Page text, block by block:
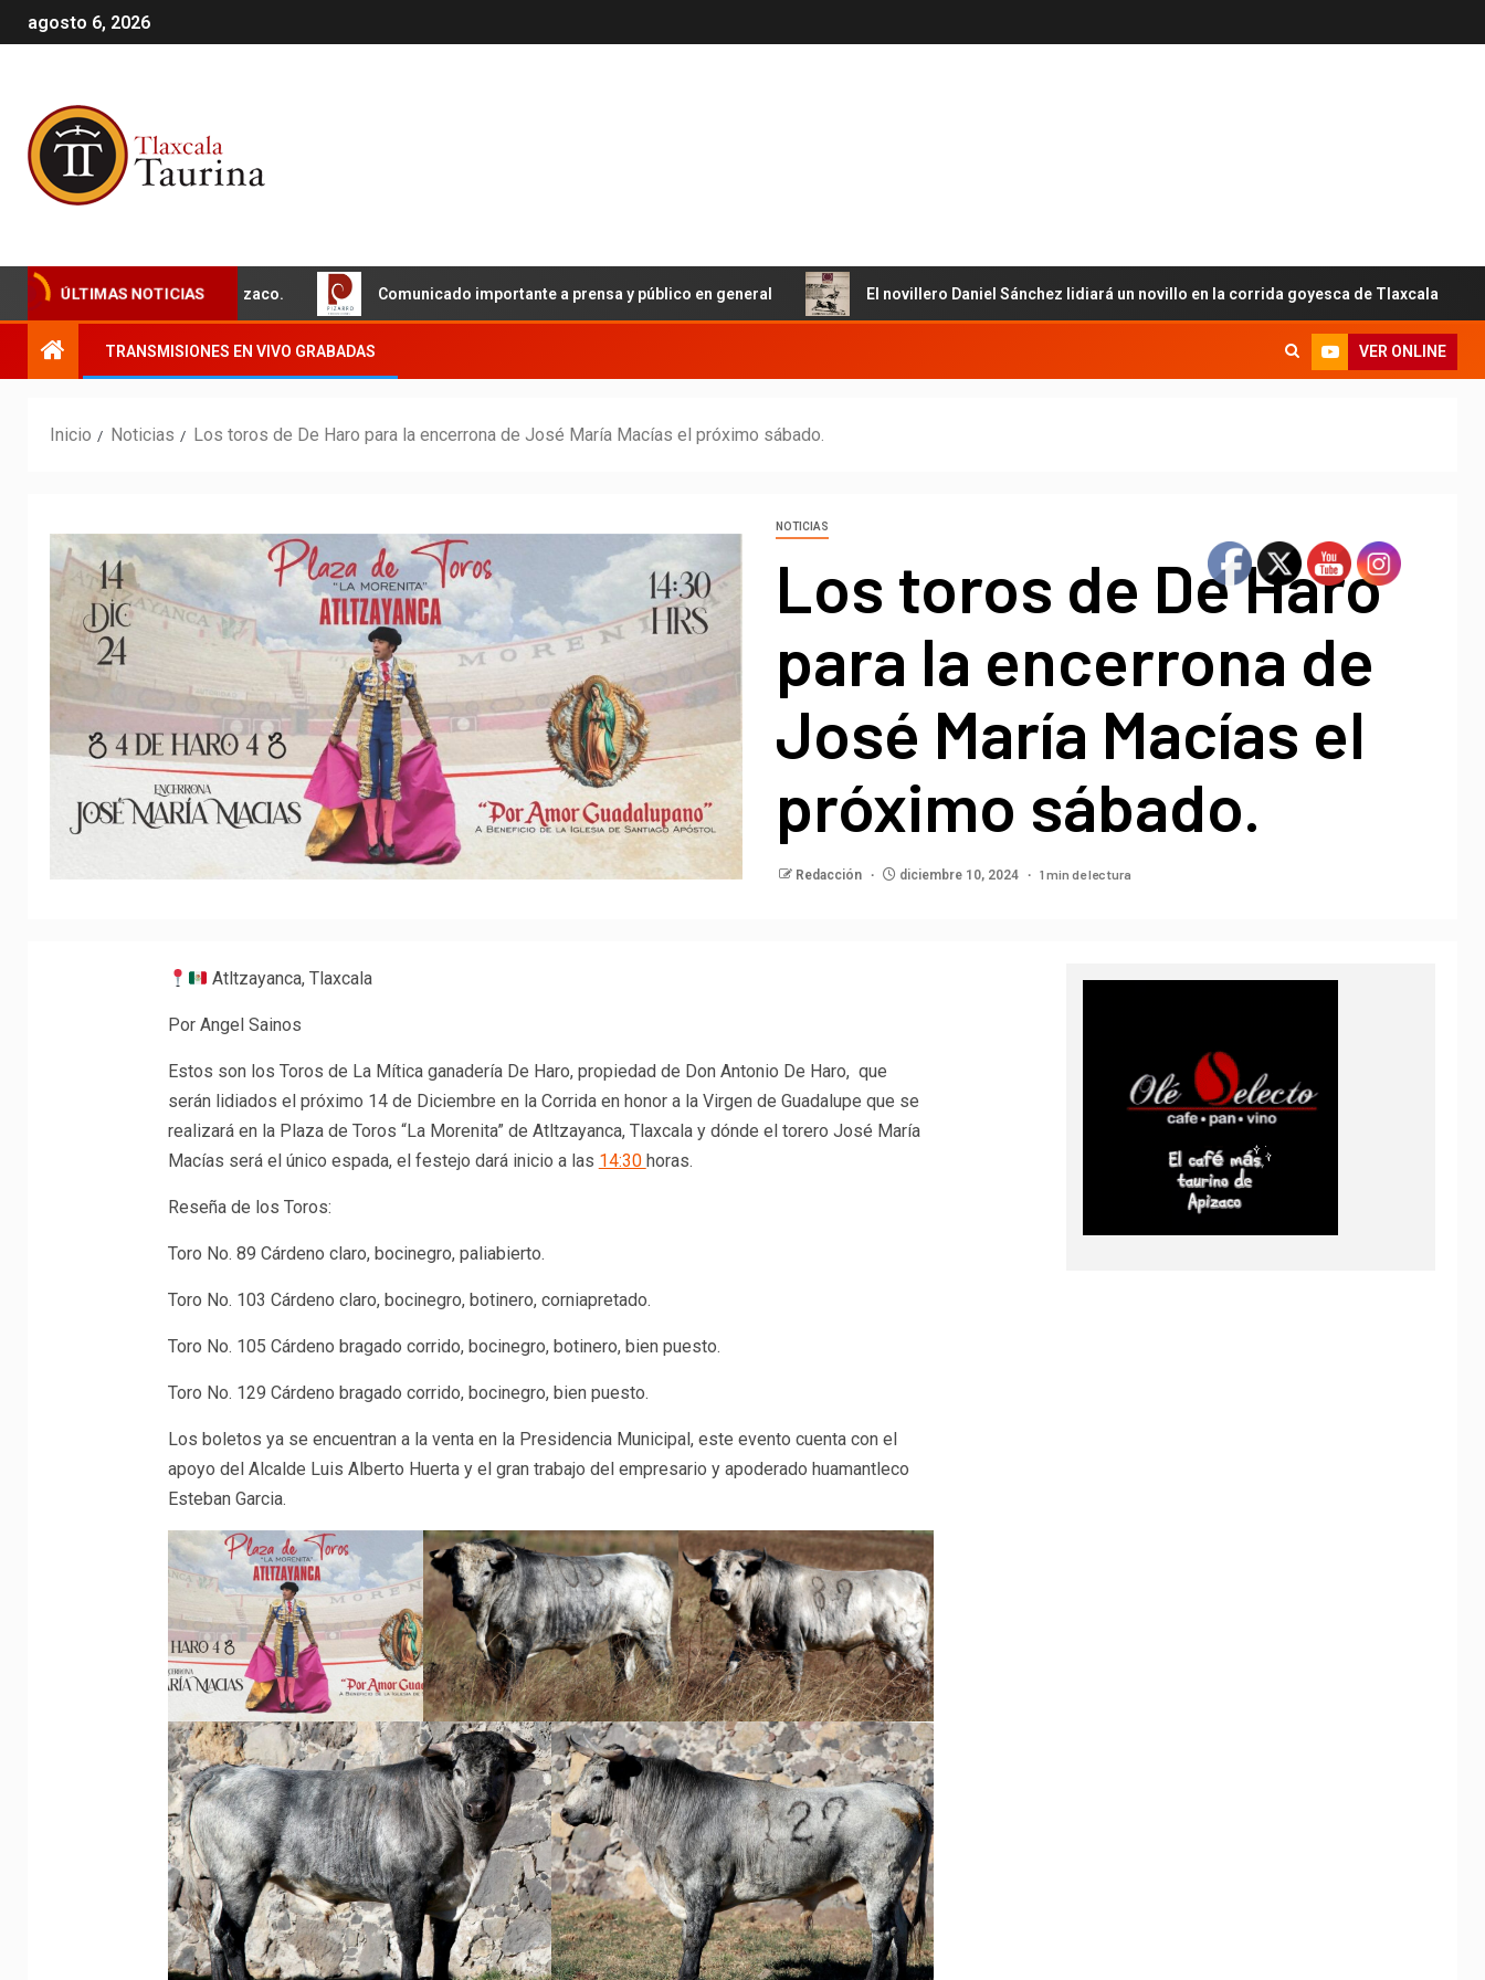
agosto 6, 2026
ÚLTIMAS NOTICIAS
Internacional de Apizaco. Comunicado importante a prensa y público en general El novillero Daniel Sánchez lidiará un novillo en la corrida goyesca de Tlaxcala
TRANSMISIONES EN VIVO GRABADAS VER ONLINE
Inicio Noticias Los toros de De Haro para la encerrona de José María Macías el próximo sábado.
NOTICIAS
Los toros de De Haro
para la encerrona de
José María Macías el
próximo sábado.
Redacción diciembre 10, 2024 1 min de lectura
Atltzayanca, Tlaxcala
Por Angel Sainos
Estos son los Toros de La Mítica ganadería De Haro, propiedad de Don Antonio De Haro, que
serán lidiados el próximo 14 de Diciembre en la Corrida en honor a la Virgen de Guadalupe que se
realizará en la Plaza de Toros “La Morenita” de Atltzayanca, Tlaxcala y dónde el torero José María
Macías será el único espada, el festejo dará inicio a las 14:30 horas.
Reseña de los Toros:
Toro No. 89 Cárdeno claro, bocinegro, paliabierto.
Toro No. 103 Cárdeno claro, bocinegro, botinero, corniapretado.
Toro No. 105 Cárdeno bragado corrido, bocinegro, botinero, bien puesto.
Toro No. 129 Cárdeno bragado corrido, bocinegro, bien puesto.
Los boletos ya se encuentran a la venta en la Presidencia Municipal, este evento cuenta con el
apoyo del Alcalde Luis Alberto Huerta y el gran trabajo del empresario y apoderado huamantleco
Esteban Garcia.